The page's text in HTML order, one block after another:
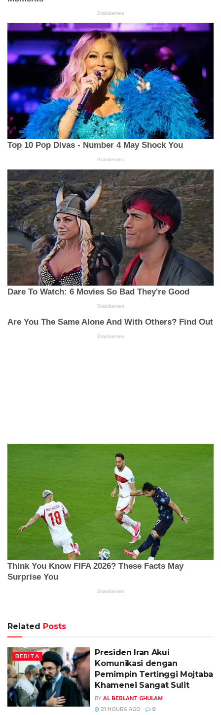
Related Posts
BERITA
Presiden Iran Akui
Komunikasi dengan
Pemimpin Tertinggi Mojtaba
Khamenei Sangat Sulit
BY AL BERLANT GHULAM
21 HOURS AGO
0